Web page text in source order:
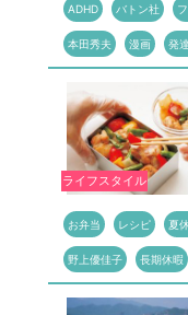
ADHD バトン社
本田秀夫 漫画 発
ライフスタイル
お弁当 レシピ 夏
野上優佳子 長期休暇